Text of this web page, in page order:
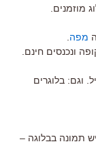
מפה
ונכנסים חינם.
וגם: בלוגרים
תמונה בבלוגה –